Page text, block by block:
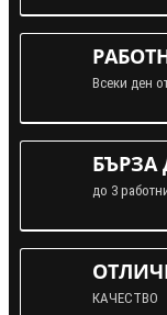
Всеки ден
БЪРЗА
до 3
КАЧЕСТВО